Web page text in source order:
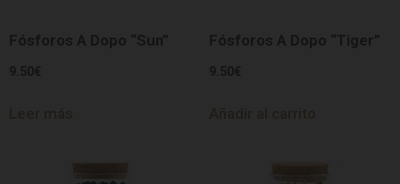
Fósforos A Dopo “Sun”
9.50€
Fósforos A Dopo “Tiger”
9.50€